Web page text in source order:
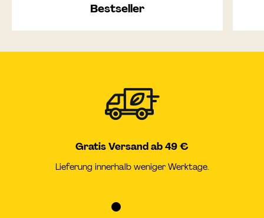
Bestseller
Gratis Versand ab 49 €
Lieferung innerhalb weniger Werktage.
Zur